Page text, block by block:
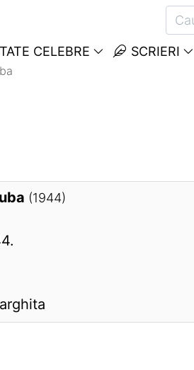
CELEBRE SCRIERI
(1944)